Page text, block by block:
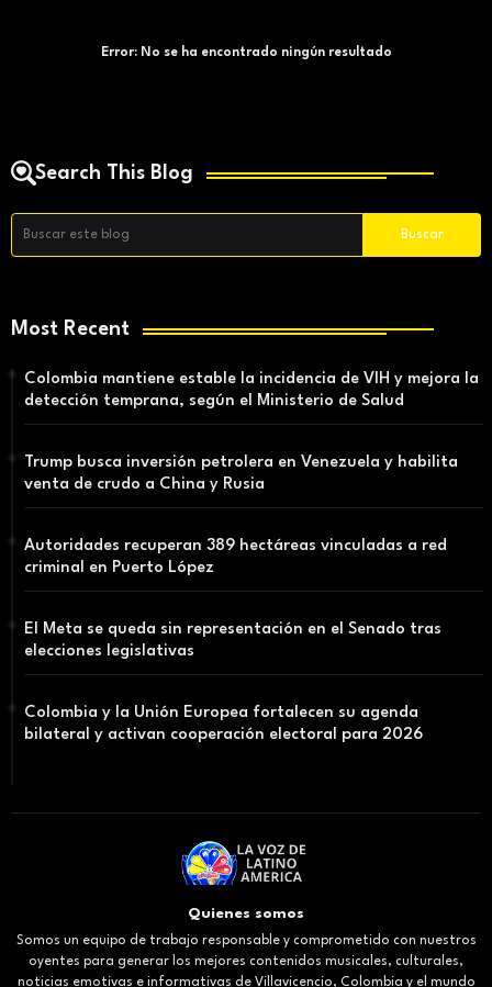
Error:No se ha encontrado ningún resultado
Search This Blog
Most Recent
Colombia mantiene estable la incidencia de VIH y mejora la
detección temprana, según el Ministerio de Salud
Trump busca inversión petrolera en Venezuela y habilita
venta de crudo a China y Rusia
Autoridades recuperan 389 hectáreas vinculadas a red
criminal en Puerto López
El Meta se queda sin representación en el Senado tras
elecciones legislativas
Colombia y la Unión Europea fortalecen su agenda
bilateral y activan cooperación electoral para 2026
Quienes somos
Somos un equipo de trabajo responsable y comprometido con nuestros
oyentes para generar los mejores contenidos musicales, culturales,
noticias emotivas e informativas de Villavicencio, Colombia y el mundo